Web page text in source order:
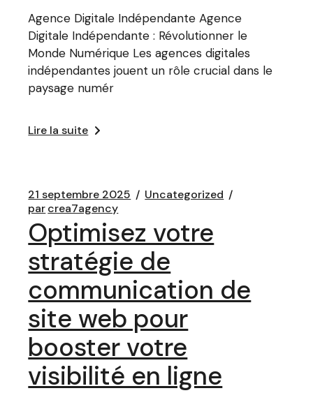
Agence Digitale Indépendante Agence
Digitale Indépendante : Révolutionner le
Monde Numérique Les agences digitales
indépendantes jouent un rôle crucial dans le
paysage numér
Lire la suite
21 septembre 2025
Uncategorized
parcrea7agency
Optimisez votre
stratégie de
communication de
site web pour
booster votre
visibilité en ligne